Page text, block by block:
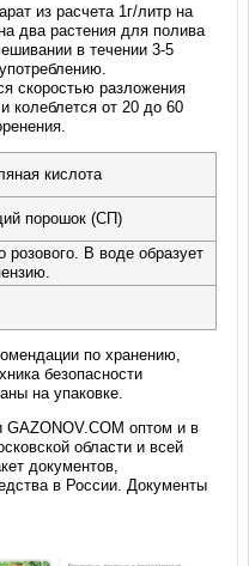
из расчета 1г/литр на
два растения для полива
в течении 3-5
скоростью разложения
колеблется от 20 до 60
кислота
порошок (СП)
розового. В воде образует
по хранению,
безопасности
на упаковке.
GAZONOV.COM оптом и в
области и всей
документов,
в России. Документы